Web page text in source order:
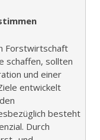
Forstwirtschaft
schaffen, sollten
und einer
entwickelt
besteht
Durch